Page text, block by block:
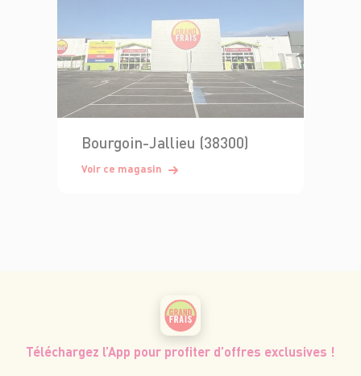
Bourgoin-Jallieu (38300)
Voir ce magasin
Téléchargez l’App pour profiter d’offres exclusives !